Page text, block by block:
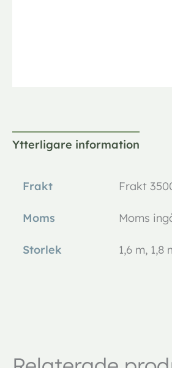
Ytterligare information
Frakt Frakt
Moms Moms
Storlek 1,6 m, 1,8